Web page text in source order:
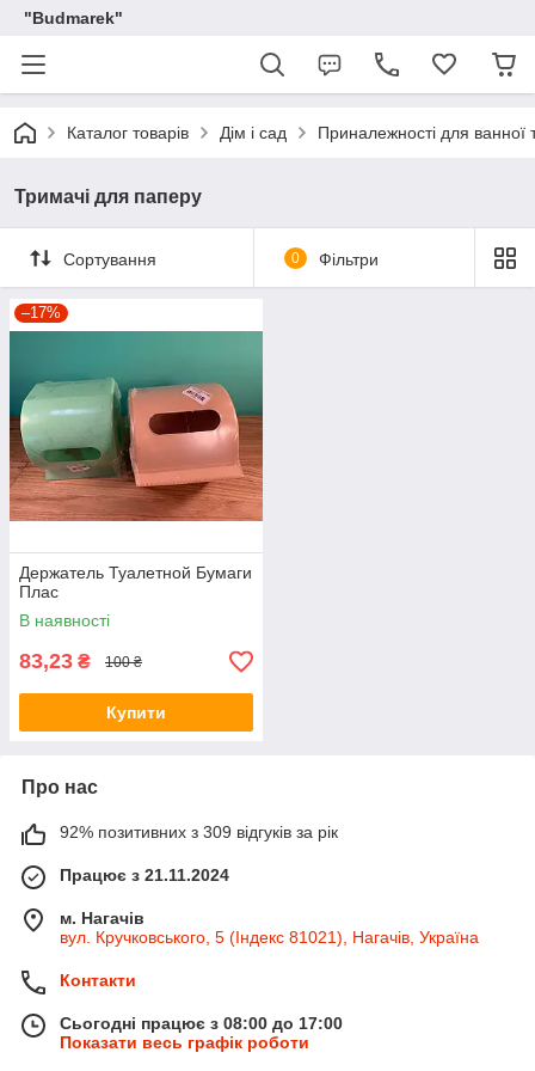
"Budmarek"
Каталог товарів Дім і сад Приналежності для ванної
Тримачі для паперу
Сортування 0 Фільтри
–17%
Держатель Туалетной Бумаги
Плас
В наявності
83,23 ₴ 100 ₴
Купити
Про нас
92% позитивних з 309 відгуків за рік
Працює з 21.11.2024
м. Нагачів
вул. Кручковського, 5 (Індекс 81021), Нагачів, Україна
Контакти
Сьогодні працює з 08:00 до 17:00
Показати весь графік роботи